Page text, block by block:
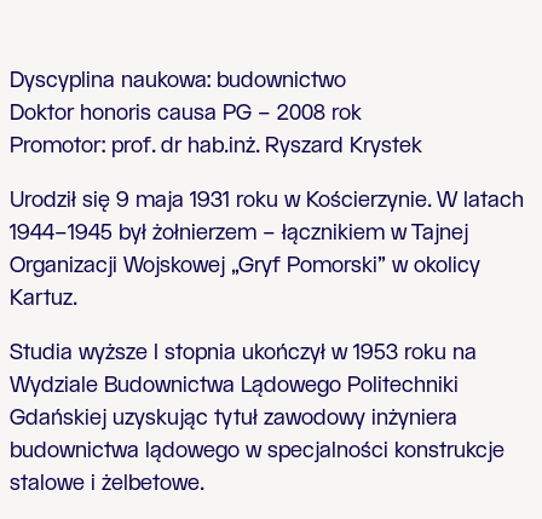
Dyscyplina naukowa: budownictwo
Doktor honoris causa PG – 2008 rok
Promotor: prof. dr hab.inż. Ryszard Krystek
Urodził się 9 maja 1931 roku w Kościerzynie. W latach
1944–1945 był żołnierzem – łącznikiem w Tajnej
Organizacji Wojskowej „Gryf Pomorski” w okolicy
Kartuz.
Studia wyższe I stopnia ukończył w 1953 roku na
Wydziale Budownictwa Lądowego Politechniki
Gdańskiej uzyskując tytuł zawodowy inżyniera
budownictwa lądowego w specjalności konstrukcje
stalowe i żelbetowe.